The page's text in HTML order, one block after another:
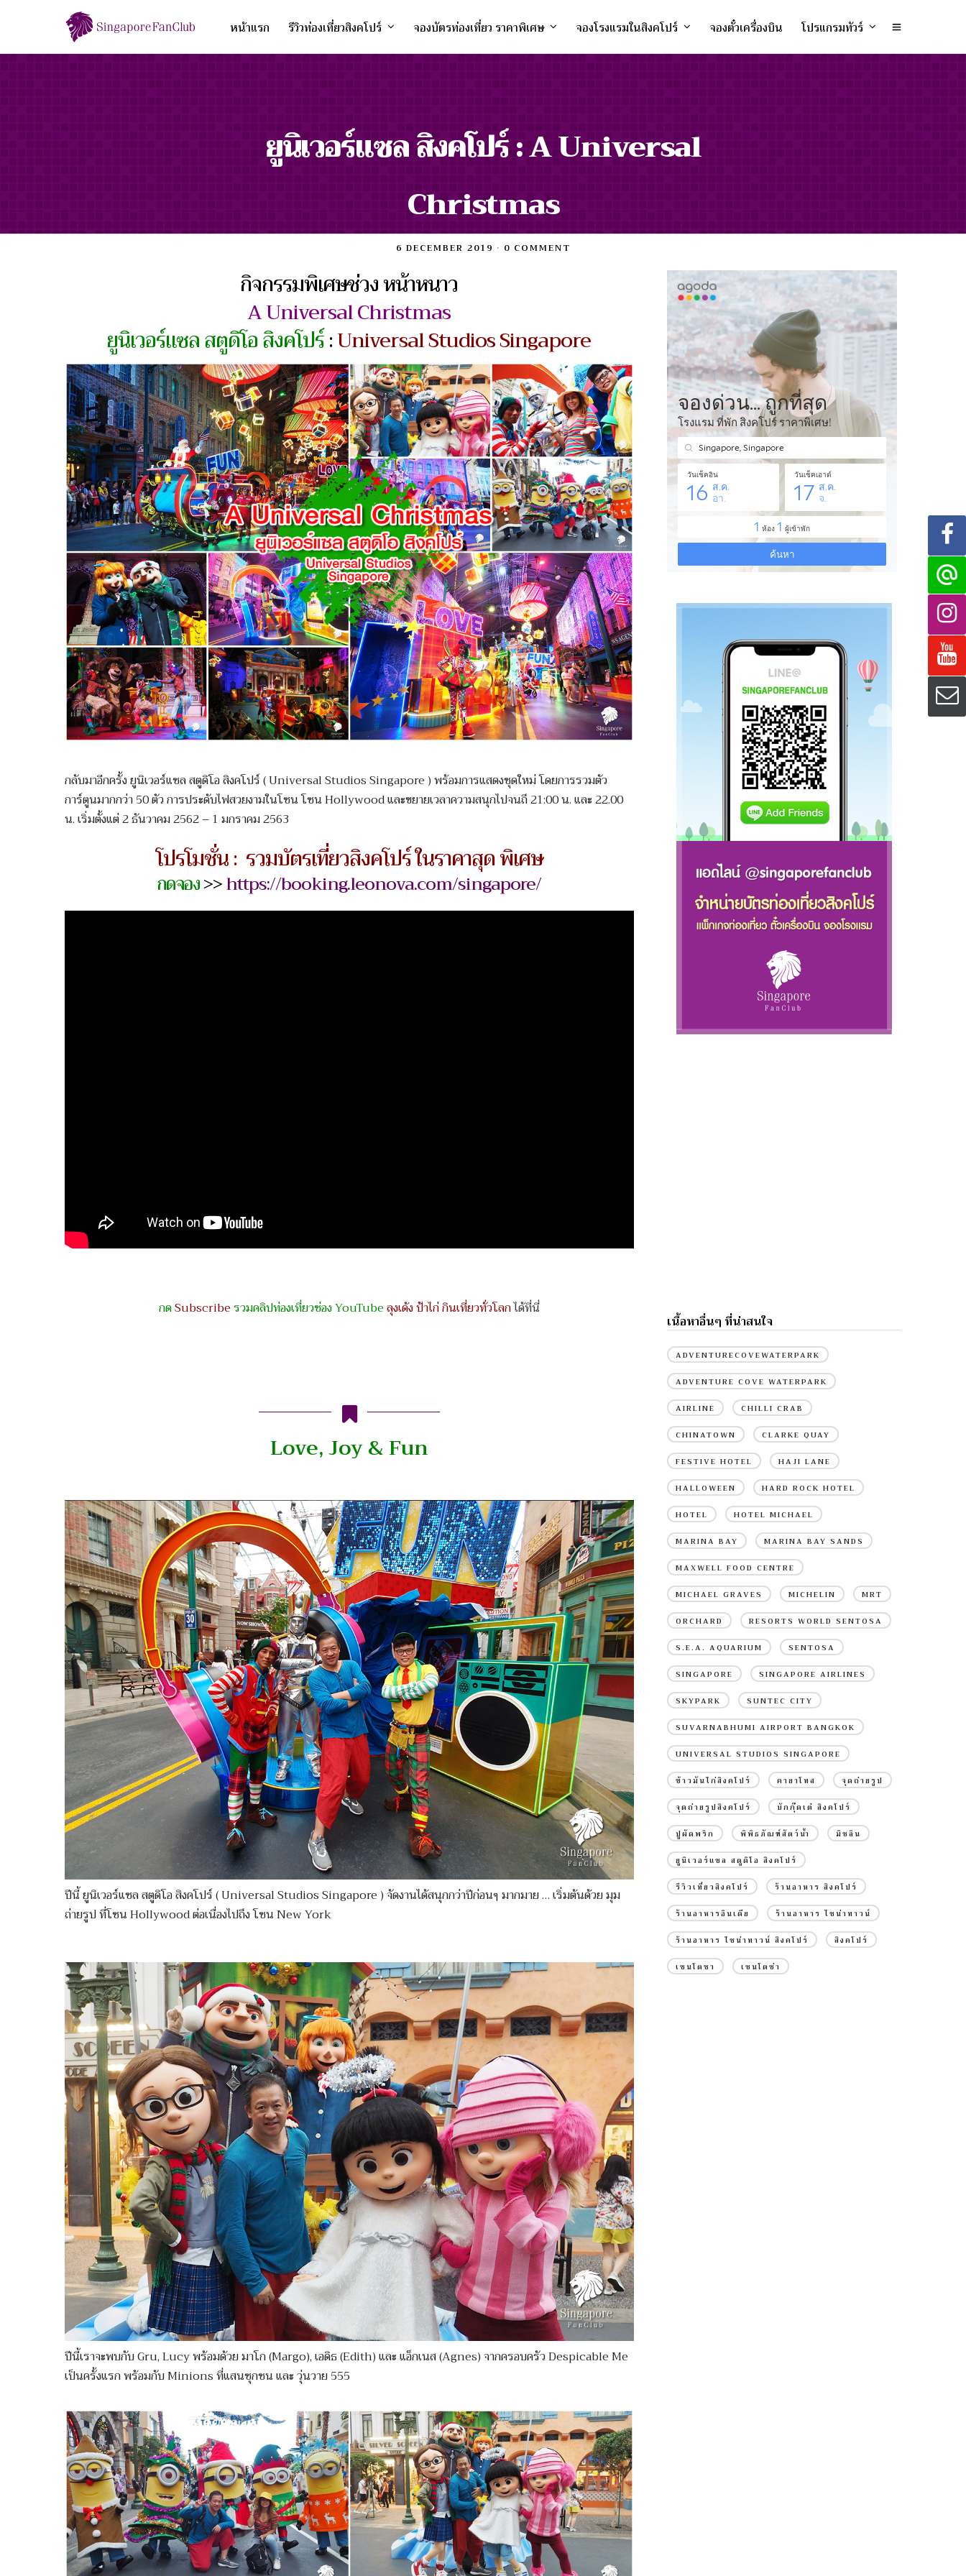
หน้าแรก รีวิวท่องเที่ยวสิงคโปร์ จองบัตรท่องเที่ยว ราคาพิเศษ จองโรงแรมในสิงคโปร์ จองตั๋วเครื่องบิน โปรแกรมทัวร์
ยูนิเวอร์แซล สิงคโปร์ : A Universal
Christmas
6 DECEMBER 2019 • 0 COMMENT
กิจกรรมพิเศษช่วง หน้าหนาว
A Universal Christmas
ยูนิเวอร์แซล สตูดิโอ สิงคโปร์:Universal Studios Singapore
กลับมาอีกครั้ง ยูนิเวอร์แซล สตูดิโอ สิงคโปร์ ( Universal Studios Singapore ) พร้อมการแสดงชุดใหม่ โดยการรวมตัว
การ์ตูนมากกว่า 50 ตัว การประดับไฟสวยงามในโซน โซน Hollywood และขยายเวลาความสนุกไปจนถึ 21:00 น. และ 22.00
น. เริ่มตั้งแต่ 2 ธันวาคม 2562 – 1 มกราคม 2563
โปรโมชั่น : รวมบัตรเที่ยวสิงคโปร์ ในราคาสุด พิเศษ
กดจอง>>https://booking.leonova.com/singapore/
กดSubscribeรวมคลิปท่องเที่ยวช่อง YouTubeลุงเด้ง ป้าไก่ กินเที่ยวทั่วโลกได้ที่นี่
Love, Joy & Fun
ปีนี้ ยูนิเวอร์แซล สตูดิโอ สิงคโปร์ ( Universal Studios Singapore ) จัดงานได้สนุกกว่าปีก่อนๆ มากมาย … เริ่มต้นด้วย มุม
ถ่ายรูป ที่โซน Hollywood ต่อเนื่องไปถึง โซน New York
ปีนี้เราจะพบกับ Gru, Lucy พร้อมด้วย มาโก (Margo), เอดิธ (Edith) และ แอ็กเนส (Agnes) จากครอบครัว Despicable Me
เป็นครั้งแรก พร้อมกับ Minions ที่แสนซุกซน และ วุ่นวาย 555
เนื้อหาอื่นๆ ที่น่าสนใจ
ADVENTURECOVEWATERPARK
ADVENTURE COVE WATERPARK
AIRLINE CHILLI CRAB
CHINATOWN CLARKE QUAY
FESTIVE HOTEL HAJI LANE
HALLOWEEN HARD ROCK HOTEL
HOTEL HOTEL MICHAEL
MARINA BAY MARINA BAY SANDS
MAXWELL FOOD CENTRE
MICHAEL GRAVES MICHELIN MRT
ORCHARD RESORTS WORLD SENTOSA
S.E.A. AQUARIUM SENTOSA
SINGAPORE SINGAPORE AIRLINES
SKYPARK SUNTEC CITY
SUVARNABHUMI AIRPORT BANGKOK
UNIVERSAL STUDIOS SINGAPORE
ข้าวมันไก่สิงคโปร์ คายาโทส จุดถ่ายรูป
จุดถ่ายรูปสิงคโปร์ บักกุ๊ดเต๋ สิงคโปร์
ปูผัดพริก พิพิธภัณฑ์สัตว์น้ำ มิชลิน
ยูนิเวอร์แซล สตูดิโอ สิงคโปร์
รีวิวเที่ยวสิงคโปร์ ร้านอาหาร สิงคโปร์
ร้านอาหารอินเดีย ร้านอาหาร ไชน่าทาวน์
ร้านอาหาร ไชน่าทาวน์ สิงคโปร์ สิงคโปร์
เซนโตซา เซนโตซ่า